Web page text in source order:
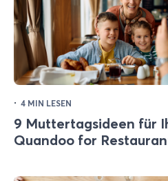
· 4 MIN LESEN
9 Muttertagsideen für
Quandoo for